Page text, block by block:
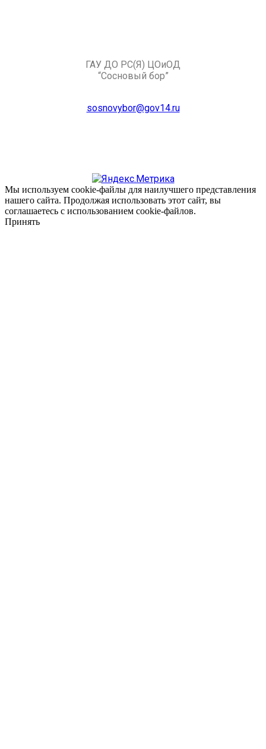
ГАУ ДО РС(Я) ЦОиОД
“Сосновый бор”
sosnovybor@gov14.ru
Мы используем cookie-файлы для наилучшего представления
нашего сайта. Продолжая использовать этот сайт, вы
соглашаетесь с использованием cookie-файлов.
Принять